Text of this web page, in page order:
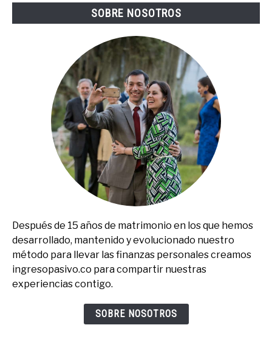
SOBRE NOSOTROS
Después de 15 años de matrimonio en los que hemos
desarrollado, mantenido y evolucionado nuestro
método para llevar las finanzas personales creamos
ingresopasivo.co para compartir nuestras
experiencias contigo.
SOBRE NOSOTROS